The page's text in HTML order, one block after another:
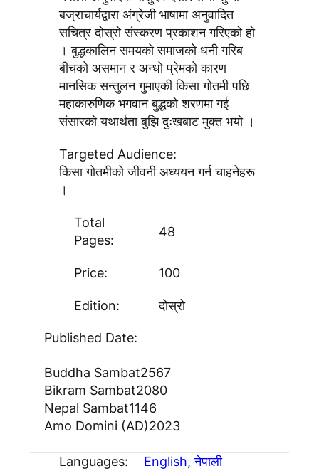
बज्राचार्यद्वारा अंग्रेजी भाषामा अनुवादित
सचित्र दोस्रो संस्करण प्रकाशन गरिएको हो
। बुद्धकालिन समयको समाजको धनी गरिब
बीचको असमान र अन्धो प्रेमको कारण
मानसिक सन्तुलन गुमाएकी किसा गोतमी पछि
महाकारुणिक भगवान बुद्धको शरणमा गई
संसारको यथार्थता बुझि दुःखबाट मुक्त भयो ।
Targeted Audience:
किसा गोतमीको जीवनी अध्ययन गर्न चाहनेहरू
।
Total
Pages:
48
Price: 100
Edition: दोस्रो
Published Date:
Buddha Sambat2567
Bikram Sambat2080
Nepal Sambat1146
Amo Domini (AD)2023
Languages: English, नेपाली